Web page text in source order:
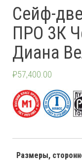
Сейф-
ПРО 3К
Диана
₽57,400.00
Размеры,